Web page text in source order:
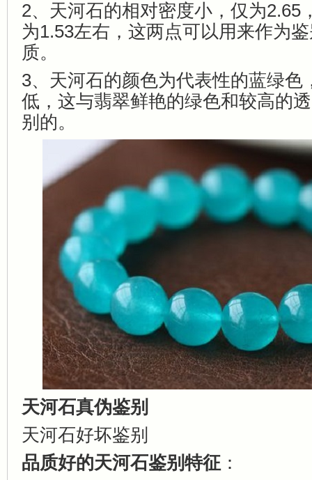
2、天河石的相对密度小，仅为2.65
为1.53左右，这两点可以用来作为
质。
3、天河石的颜色为代表性的蓝绿色
低，这与翡翠鲜艳的绿色和较高的
别的。
天河石真伪鉴别
天河石好坏鉴别
品质好的天河石鉴别特征 ：